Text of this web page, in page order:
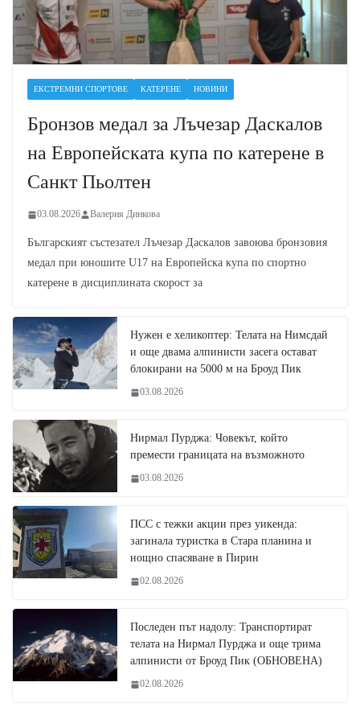
ЕКСТРЕМНИ СПОРТОВЕ КАТЕРЕНЕ НОВИНИ
Бронзов медал за Лъчезар Даскалов
на Европейската купа по катерене в
Санкт Пьолтен
03.08.2026 Валерия Динкова
Българският състезател Лъчезар Даскалов завоюва бронзовия
медал при юношите U17 на Европейска купа по спортно
катерене в дисциплината скорост за
Нужен е хеликоптер: Телата на Нимсдай
и още двама алпинисти засега остават
блокирани на 5000 м на Броуд Пик
03.08.2026
Нирмал Пурджа: Човекът, който
премести границата на възможното
03.08.2026
ПСС с тежки акции през уикенда:
загинала туристка в Стара планина и
нощно спасяване в Пирин
02.08.2026
Последен път надолу: Транспортират
телата на Нирмал Пурджа и още трима
алпинисти от Броуд Пик (ОБНОВЕНА)
02.08.2026